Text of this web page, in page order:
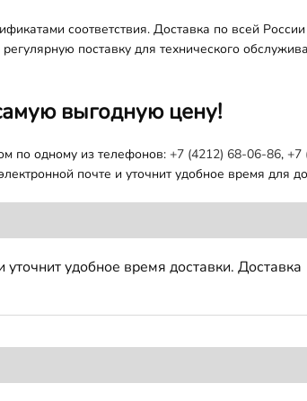
соответствия. Доставка по всей
поставку для технического
выгодную цену!
по одному из телефонов: +7 (4212) 68-06-86, +7
почте и уточнит удобное время для
удобное время доставки. Доставка